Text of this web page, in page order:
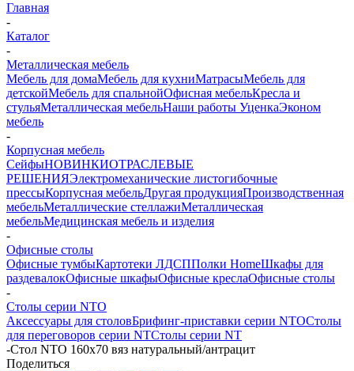
Главная
-
Каталог
-
Металлическая мебель
Мебель для домаМебель для кухниМатраcыМебель для
детскойМебель для спальнойОфисная мебельКресла и
стульяМеталлическая мебельНаши работы УценкаЭконом
мебель
-
Корпусная мебель
СейфыНОВИНКИОТРАСЛЕВЫЕ
РЕШЕНИЯЭлектромеханические листогибочные
прессыКорпусная мебельДругая продукцияПроизводственная
мебельМеталлические стеллажиМеталлическая
мебельМедицинская мебель и изделия
-
Офисные столы
Офисные тумбыКартотеки ЛДСППолки HomeШкафы для
раздевалокОфисные шкафыОфисные креслаОфисные столы
-
Столы серии NTO
Аксессуары для столовБрифинг-приставки серии NTOСтолы
для переговоров серии NTСтолы серии NT
-Стол NTO 160x70 вяз натуральный/антрацит
Поделиться